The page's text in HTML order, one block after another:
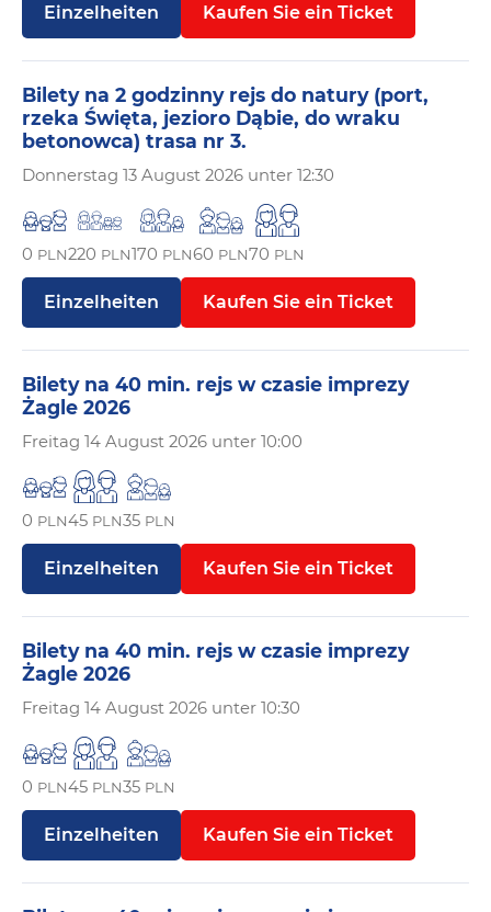
Einzelheiten Kaufen Sie ein Ticket
Bilety na 2 godzinny rejs do natury (port,
rzeka Święta, jezioro Dąbie, do wraku
betonowca) trasa nr 3.
Donnerstag 13 August 2026 unter 12:30
0 PLN220 PLN170 PLN60 PLN70 PLN
Einzelheiten Kaufen Sie ein Ticket
Bilety na 40 min. rejs w czasie imprezy
Żagle 2026
Freitag 14 August 2026 unter 10:00
0 PLN45 PLN35 PLN
Einzelheiten Kaufen Sie ein Ticket
Bilety na 40 min. rejs w czasie imprezy
Żagle 2026
Freitag 14 August 2026 unter 10:30
0 PLN45 PLN35 PLN
Einzelheiten Kaufen Sie ein Ticket